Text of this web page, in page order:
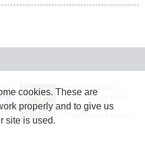
JASRAC許諾番号：
9024936001Y45037
JASRAC許諾番号：
cookies. These are
properly and to give us
site is used.